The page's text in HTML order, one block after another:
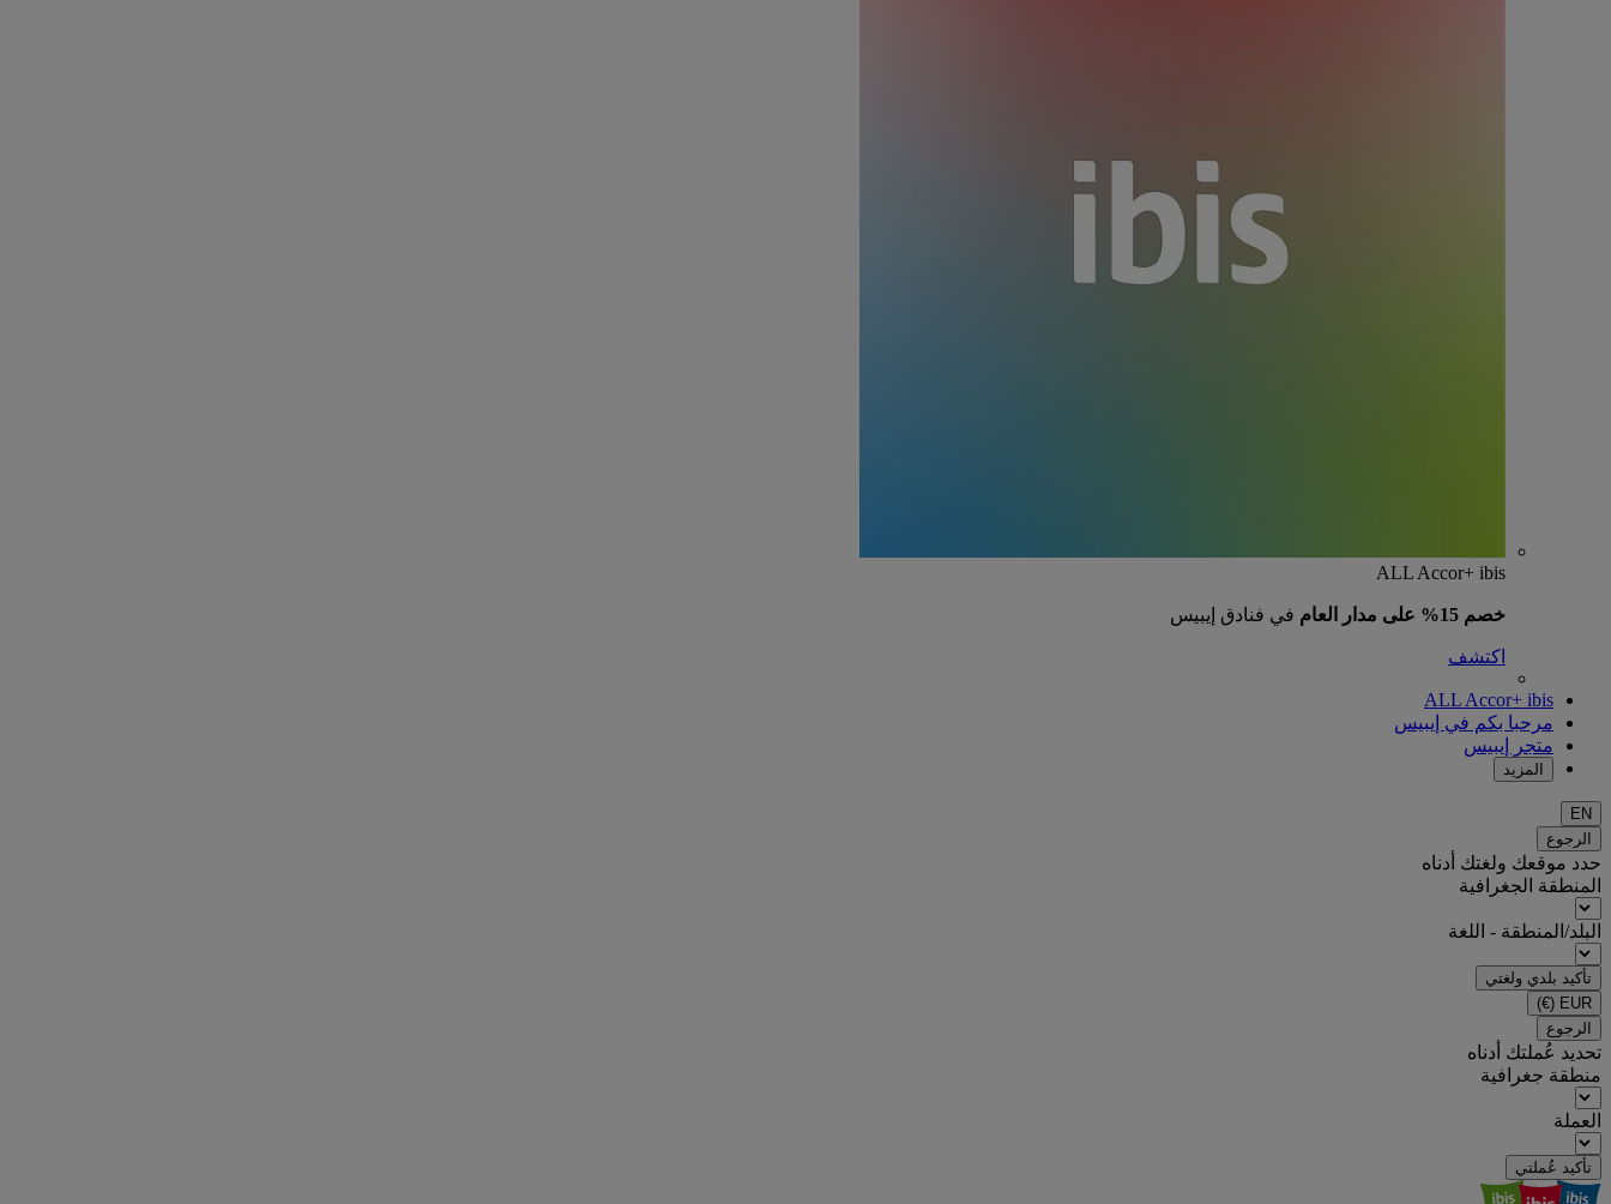
ALL Accor+ ibis
خصم 15% على مدار العام في فنادق إيبيس
اكتشف
ALL Accor+ ibis
مرحبا بكم في إيبيس
متجر إيبيس
المزيد
EN
الرجوع
حدد موقعك ولغتك أدناه
المنطقة الجغرافية
البلد/المنطقة - اللغة
تأكيد بلدي ولغتي
EUR
(€)
الرجوع
تحديد عُملتك أدناه
منطقة جغرافية
العملة
تأكيد عُملتي